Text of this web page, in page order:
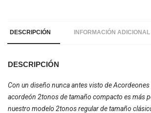
DESCRIPCIÓN INFORMACIÓN ADICIONAL
DESCRIPCIÓN
Con un diseño nunca antes visto de Acordeones
acordeón 2tonos de tamaño compacto es más
nuestro modelo 2tonos regular de tamaño